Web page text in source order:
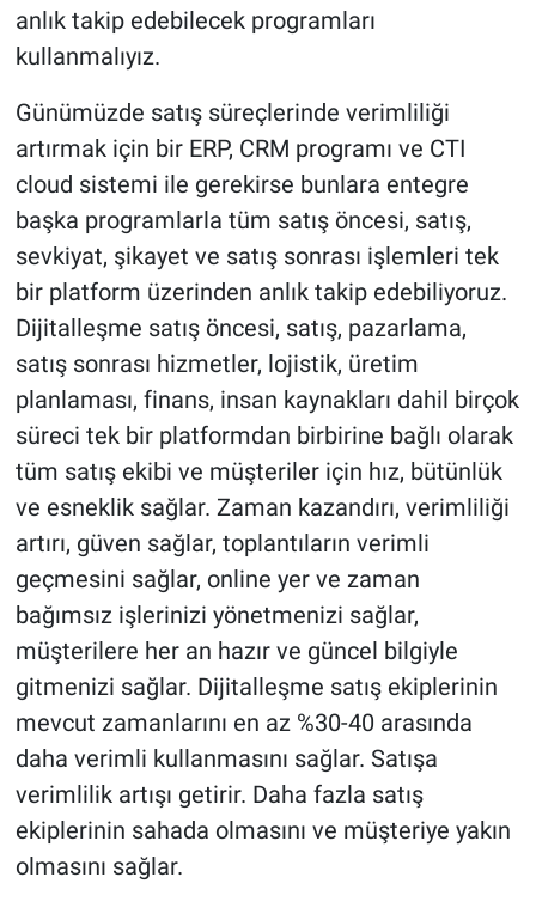
anlık takip edebilecek programları
kullanmalıyız.
Günümüzde satış süreçlerinde verimliliği
artırmak için bir ERP, CRM programı ve CTI
cloud sistemi ile gerekirse bunlara entegre
başka programlarla tüm satış öncesi, satış,
sevkiyat, şikayet ve satış sonrası işlemleri tek
bir platform üzerinden anlık takip edebiliyoruz.
Dijitalleşme satış öncesi, satış, pazarlama,
satış sonrası hizmetler, lojistik, üretim
planlaması, finans, insan kaynakları dahil birçok
süreci tek bir platformdan birbirine bağlı olarak
tüm satış ekibi ve müşteriler için hız, bütünlük
ve esneklik sağlar. Zaman kazandırı, verimliliği
artırı, güven sağlar, toplantıların verimli
geçmesini sağlar, online yer ve zaman
bağımsız işlerinizi yönetmenizi sağlar,
müşterilere her an hazır ve güncel bilgiyle
gitmenizi sağlar. Dijitalleşme satış ekiplerinin
mevcut zamanlarını en az %30-40 arasında
daha verimli kullanmasını sağlar. Satışa
verimlilik artışı getirir. Daha fazla satış
ekiplerinin sahada olmasını ve müşteriye yakın
olmasını sağlar.